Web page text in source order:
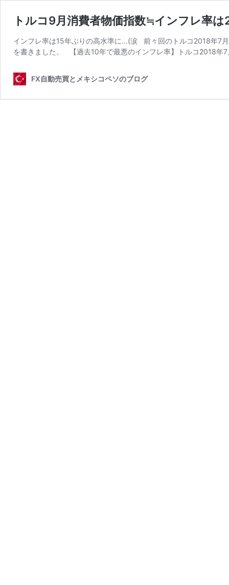
トルコ9月消費者物価指数≒インフレ率
インフレ率は15年ぶりの高水準に…(涙 前々回のトルコ2018年7
を書きました。 【過去10年で最悪のインフレ率】トルコ2018年
FX自動売買とメキシコペソのブログ